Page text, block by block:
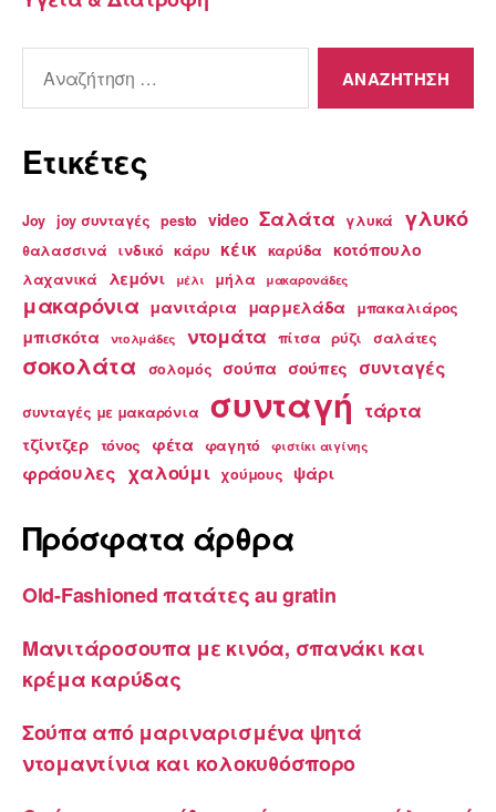
για:
Ετικέτες
Joy joy συνταγές pesto video Σαλάτα γλυκά γλυκό
θαλασσινά ινδικό κάρυ κέικ καρύδα κοτόπουλο
λαχανικά λεμόνι μέλι μήλα μακαρονάδες
μακαρόνια μανιτάρια μαρμελάδα μπακαλιάρος
μπισκότα ντολμάδες ντομάτα πίτσα ρύζι σαλάτες
σοκολάτα σολομός σούπα σούπες συνταγές
συνταγές με μακαρόνια συνταγή τάρτα
τζίντζερ τόνος φέτα φαγητό φιστίκι αιγίνης
φράουλες χαλούμι χούμους ψάρι
Πρόσφατα άρθρα
Old-Fashioned πατάτες au gratin
Μανιτάροσουπα με κινόα, σπανάκι και
κρέμα καρύδας
Σούπα από μαριναρισμένα ψητά
ντομαντίνια και κολοκυθόσπορο